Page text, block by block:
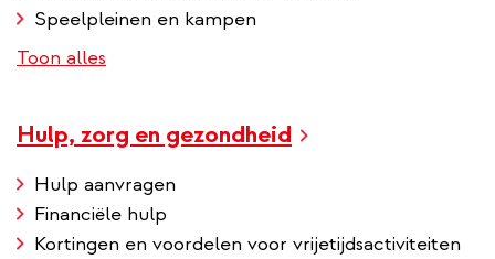
Speelpleinen en kampen
Toon alles
Hulp, zorg en gezondheid
Hulp aanvragen
Financiële hulp
Kortingen en voordelen voor vrijetijdsactiviteiten